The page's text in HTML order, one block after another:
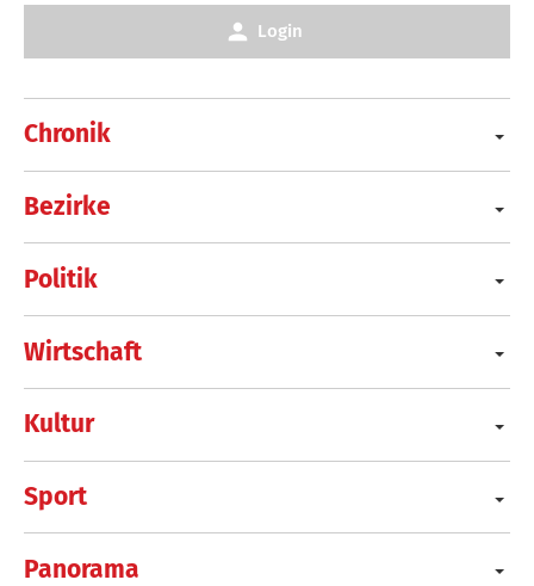
Chronik
Bezirke
Politik
Wirtschaft
Kultur
Sport
Panorama
Login